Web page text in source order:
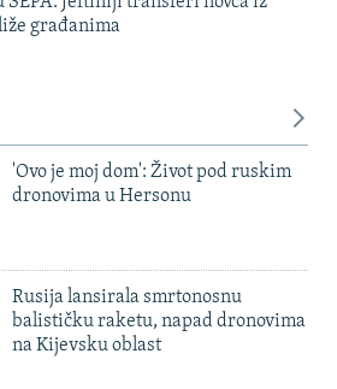
građanima
'Ovo je moj dom': Život pod ruskim
dronovima u Hersonu
Rusija lansirala smrtonosnu
balističku raketu, napad dronovima
na Kijevsku oblast